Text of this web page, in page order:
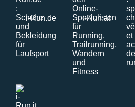
i-Run.de i-Run.at